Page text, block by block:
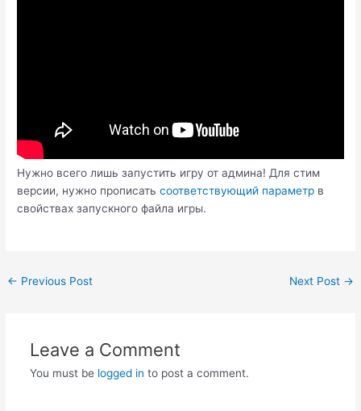
Нужно всего лишь запустить игру от админа! Для стим
версии, нужно прописатьсоответствующий параметр в
свойствах запускного файла игры.
Post
← Previous Post Next Post →
Leave a Comment
You must be logged in to post a comment.